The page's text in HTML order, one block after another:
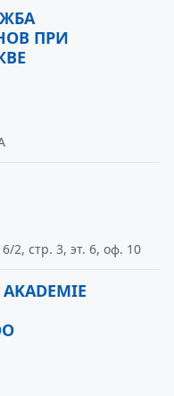
ПРИ
2, стр. 3, эт. 6, оф. 10